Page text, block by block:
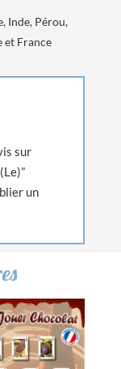
Inde, Pérou,
et France
sur
un